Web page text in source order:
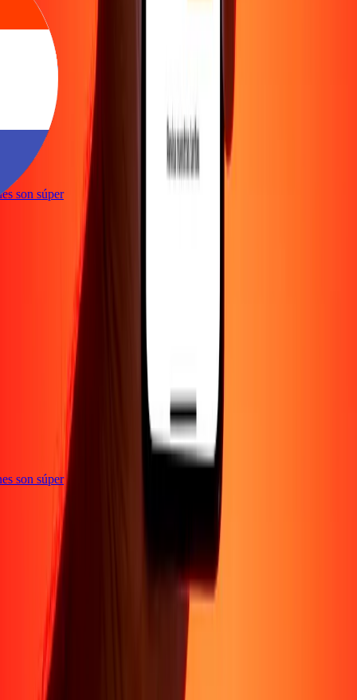
son súper
son súper
Acerca de
Conviértete en agenteConviértete en socio
Conviértete en socio estratégico
Carreras Promociones
Transferencia internacional de dinero
Soporte